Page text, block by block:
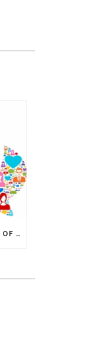
ONLINE NETWERKEN DOEN OF NIET?